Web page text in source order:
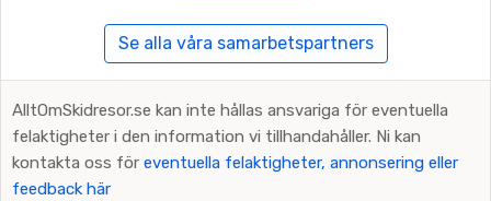
Se alla våra samarbetspartners
AlltOmSkidresor.se kan inte hållas ansvariga för eventuella
felaktigheter i den information vi tillhandahåller. Ni kan
kontakta oss för eventuella felaktigheter, annonsering eller
feedback här